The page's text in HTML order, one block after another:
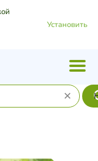
Установить